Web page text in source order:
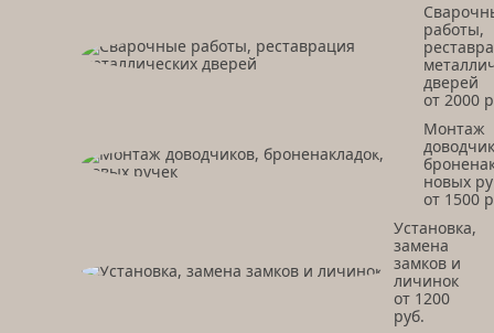
работы,
дверей
от 2000
Монтаж
новых
от 1500
Установка,
замена
замков и
личинок
от 1200
руб.